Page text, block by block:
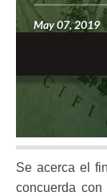
May 07, 2019
Se acerca el
concuerda